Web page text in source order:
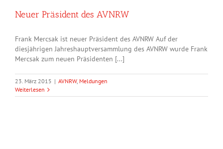
Neuer Präsident des AVNRW
Frank Mercsak ist neuer Präsident des AVNRW Auf der
diesjährigen Jahreshauptversammlung des AVNRW wurde Frank
Mercsak zum neuen Präsidenten [...]
23. März 2015 | AVNRW, Meldungen
Weiterlesen